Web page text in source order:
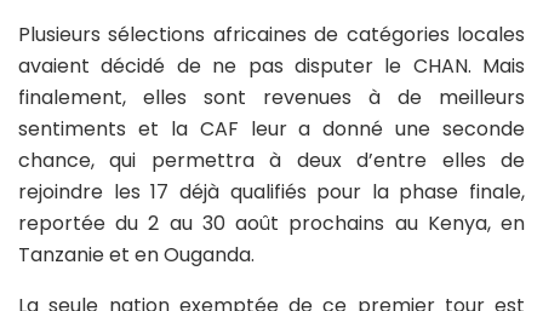
Plusieurs sélections africaines de catégories locales
avaient décidé de ne pas disputer le CHAN. Mais
finalement, elles sont revenues à de meilleurs
sentiments et la CAF leur a donné une seconde
chance, qui permettra à deux d’entre elles de
rejoindre les 17 déjà qualifiés pour la phase finale,
reportée du 2 au 30 août prochains au Kenya, en
Tanzanie et en Ouganda.